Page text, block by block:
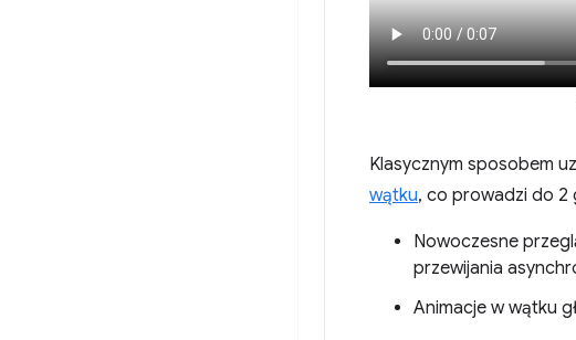
Klasycznym sposobem
wątku, co prowadzi do 2
Nowoczesne
przewijania
Animacje w wątku